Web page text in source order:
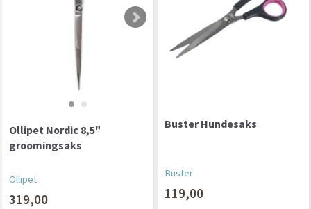
Ollipet Nordic 8,5"
groomingsaks
Ollipet
319,00
Buster Hundesaks
Buster
119,00